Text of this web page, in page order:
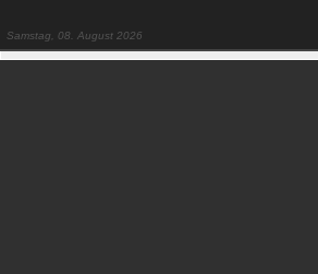
Samstag, 08. August 2026